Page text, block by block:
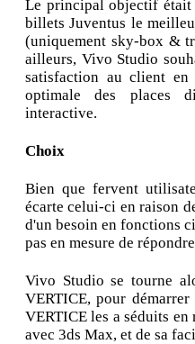
Le principal objectif était
billets Juventus le
(uniquement sky-box &
ailleurs, Vivo Studio
satisfaction au client
optimale des places
interactive.
Choix
Bien que fervent
écarte celui-ci en raison
d'un besoin en fonctions
pas en mesure de
Vivo Studio se tourne
VERTICE, pour
VERTICE les a séduits
avec 3ds Max, et de sa